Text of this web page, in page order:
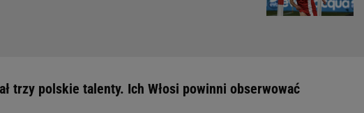
trzy polskie talenty. Ich Włosi powinni obserwować